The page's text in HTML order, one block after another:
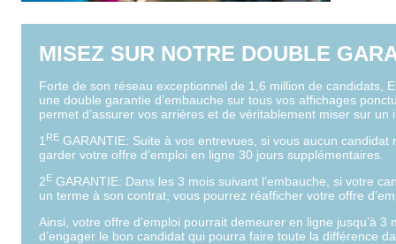
MISEZ SUR NOTRE DOUBLE
Forte de son réseau exceptionnel de 1,6 million de candidats,
une double garantie d’embauche sur tous vos affichages
permet d’assurer vos arrières et de véritablement miser sur
1 RE GARANTIE: Suite à vos entrevues, si vous aucun
garder votre offre d’emploi en ligne 30 jours supplémentaires.
2E GARANTIE: Dans les 3 mois suivant l’embauche, si votre
un terme à son contrat, vous pourrez réafficher votre offre
Ainsi, votre offre d’emploi pourrait demeurer en ligne jusqu’à
d’engager le bon candidat qui pourra faire toute la différence